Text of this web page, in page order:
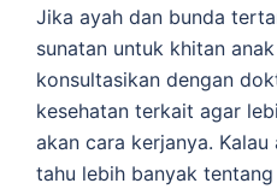
Jika ayah dan bunda
sunatan untuk khitan
konsultasikan dengan
kesehatan terkait agar
akan cara kerjanya.
tahu lebih banyak